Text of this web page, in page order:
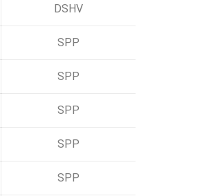
DSHV
SPP
SPP
SPP
SPP
SPP